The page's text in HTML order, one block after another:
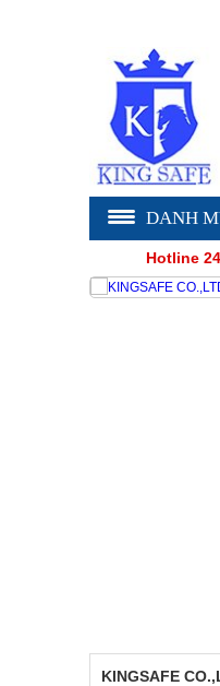
DANH
Hotline
KINGSAFE